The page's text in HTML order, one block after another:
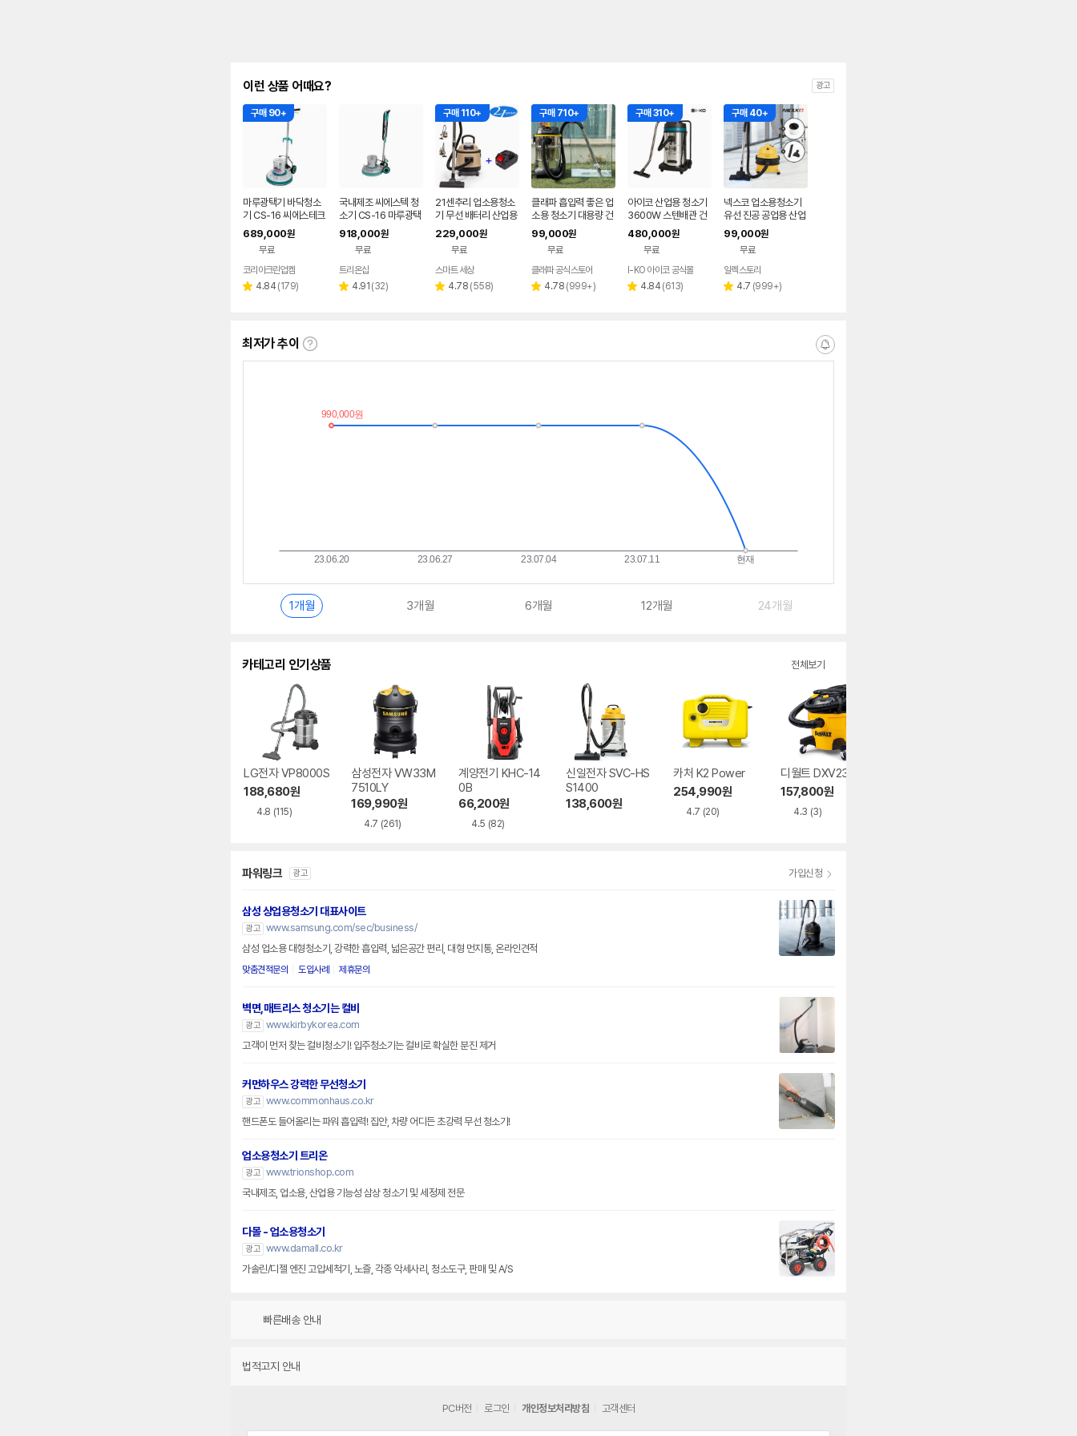
이런 상품 어때요? 광고
구매 90+
마루광택기 바닥청소
기 CS-16 씨에스테크
세척기 데코 타일 화강
석 대리석 청소
689,000원
무료
코리아크린업켐
별 4.84 리
(179)
국내제조 씨에스텍 청
소기 CS-16 마루광택
기 돌돌이 바닥청소기
계
918,000원
무료
페이
트리온샵
별 4.91 리
(32)
구매 110+
21센추리 업소용청소
기 무선 배터리 산업용
공업용 사무실 20리터
건식 습식 청소기
229,000원
무료
스마트 세상
별 4.78 리
(558)
구매 710+
클래파 흡입력 좋은 업
소용 청소기 대용량 건
습식 산업용 공업용 매
장 30L
99,000원
무료
클래파 공식스토어
별 4.78 리
(999+)
구매 310+
아이코 산업용 청소기
3600W 스텐배관 건
습식 100리터 대용량
3모터 업소용 공업용
HSS-100 IKO
480,000원
무료
I-KO 아이코 공식몰
별 4.84 리
(613)
구매 40+
넥스코 업소용청소기
유선 진공 공업용 산업
용 영업용 사무실 대형
미용실 15L
99,000원
무료
일렉스토리
별 4.7 리
(999+)
최저가 추이
최
알
1개월 3개월 6개월 12개월 24개월
카테고리 인기상품 전체보기
LG전자 VP8000S
188,680원
4.8 (115)
삼성전자 VW33M
7510LY
169,990원
4.7 (261)
계양전기 KHC-14
0B
66,200원
4.5 (82)
신일전자 SVC-HS
S1400
138,600원
카처 K2 Power
254,990원
4.7 (20)
디월트 DXV23P
157,800원
4.3 (3)
파워링크 광고 가입신청
삼성 상업용청소기 대표사이트
광고 www.samsung.com/sec/business/
삼성 업소용 대형청소기, 강력한 흡입력, 넓은공간 편리, 대형 먼지통, 온라인견적
맞춤견적문의 도입사례 제휴문의
벽면,매트리스 청소기는 컬비
광고 www.kirbykorea.com
고객이 먼저 찾는 컬비청소기! 입주청소기는 컬비로 확실한 분진 제거
커먼하우스 강력한 무선청소기
광고 www.commonhaus.co.kr
핸드폰도 들어올리는 파워 흡입력! 집안, 차량 어디든 초강력 무선 청소기!
업소용청소기 트리온
광고 www.trionshop.com
국내제조, 업소용, 산업용 기능성 삼상 청소기 및 세정제 전문
다몰 - 업소용청소기
광고 www.damall.co.kr
가솔린/디젤 엔진 고압세척기, 노즐, 각종 악세사리, 청소도구, 판매 및 A/S
빠른배송 안내
법적고지 안내
PC버전 로그인 개인정보처리방침 고객센터